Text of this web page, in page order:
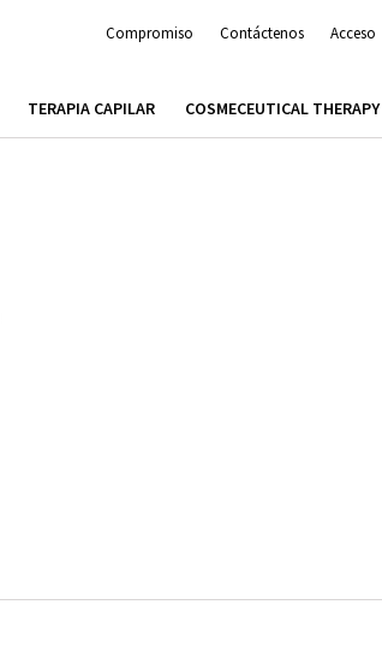
Compromiso Contáctenos Acceso
TERAPIA CAPILAR COSMECEUTICAL THERAPY